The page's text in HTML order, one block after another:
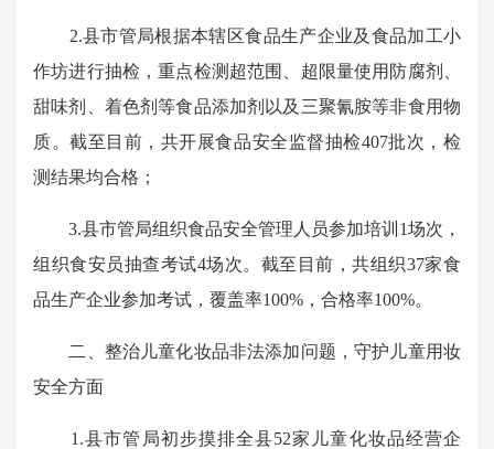
2.县市管局根据本辖区食品生产企业及食品加工小
作坊进行抽检，重点检测超范围、超限量使用防腐剂、
甜味剂、着色剂等食品添加剂以及三聚氰胺等非食用物
质。截至目前，共开展食品安全监督抽检407批次，检
测结果均合格；
3.县市管局组织食品安全管理人员参加培训1场次，
组织食安员抽查考试4场次。截至目前，共组织37家食
品生产企业参加考试，覆盖率100%，合格率100%。
二、整治儿童化妆品非法添加问题，守护儿童用妆
安全方面
1.县市管局初步摸排全县52家儿童化妆品经营企